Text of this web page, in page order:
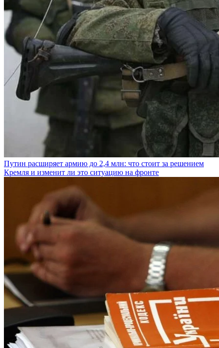
Путин расширяет армию до 2,4 млн: что стоит за решением
Кремля и изменит ли это ситуацию на фронте